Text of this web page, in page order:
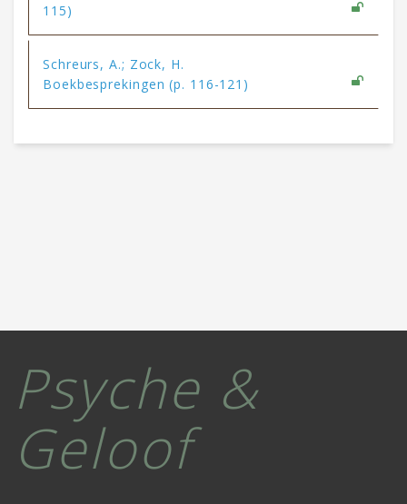
115)
Schreurs, A.; Zock, H.
Boekbesprekingen (p. 116-121)
Psyche &
Geloof